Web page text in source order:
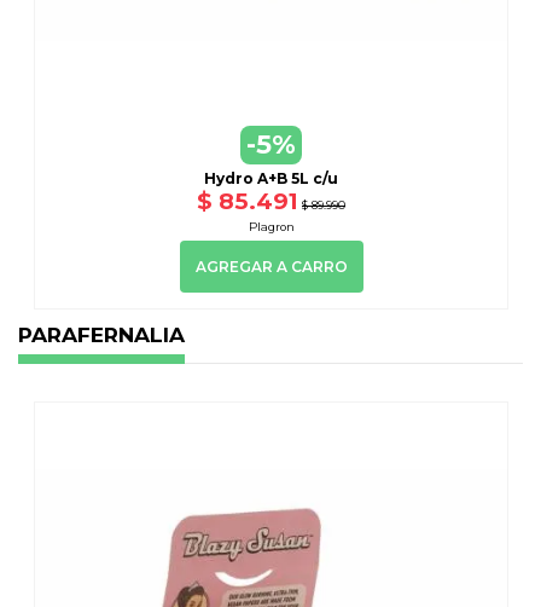
-5%
Hydro A+B 5L c/u
$ 85.491 $ 89.990
Plagron
AGREGAR A CARRO
PARAFERNALIA